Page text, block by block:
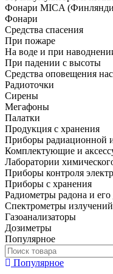
Фонари MICA
Фонари
Средства спасения
При пожаре
На воде и при
При падении с высоты
Средства оповещения
Радиоточки
Сирены
Мегафоны
Палатки
Продукция с хранения
Приборы радиационной
Комплектующие и
Лаборатории
Приборы контроля
Приборы с хранения
Радиометры радона и
Спектрометры излучений
Газоанализаторы
Дозиметры
Популярное
Популярное